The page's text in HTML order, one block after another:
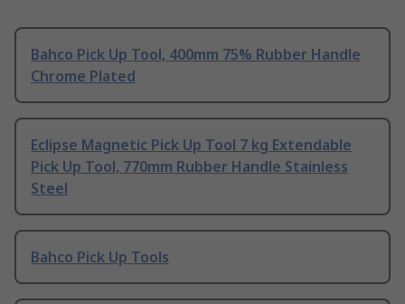
Bahco Pick Up Tool, 400mm 75% Rubber Handle
Chrome Plated
Eclipse Magnetic Pick Up Tool 7 kg Extendable
Pick Up Tool, 770mm Rubber Handle Stainless
Steel
Bahco Pick Up Tools